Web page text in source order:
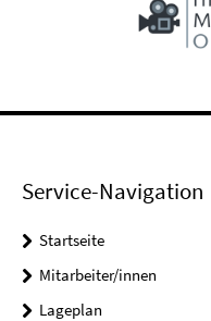
Service-Navigation
Startseite
Mitarbeiter/innen
Lageplan